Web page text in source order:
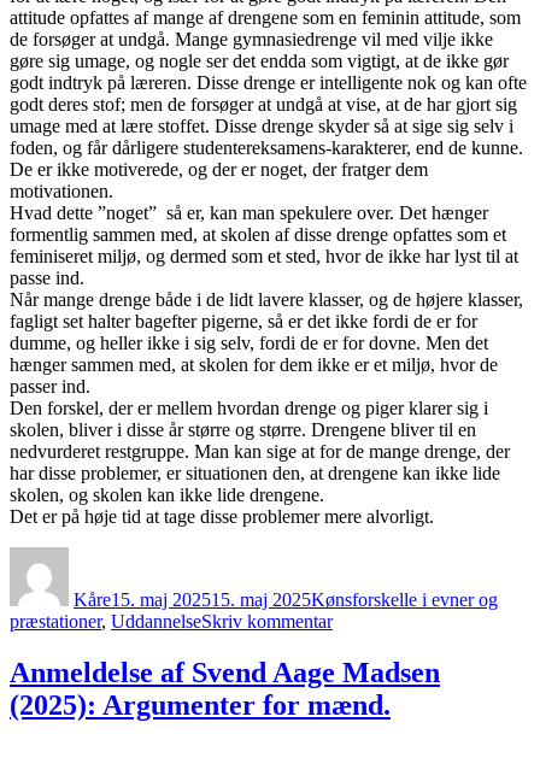
attitude opfattes af mange af drengene som en feminin attitude, som
de forsøger at undgå. Mange gymnasiedrenge vil med vilje ikke
gøre sig umage, og nogle ser det endda som vigtigt, at de ikke gør
godt indtryk på læreren. Disse drenge er intelligente nok og kan ofte
godt deres stof; men de forsøger at undgå at vise, at de har gjort sig
umage med at lære stoffet. Disse drenge skyder så at sige sig selv i
foden, og får dårligere studentereksamens-karakterer, end de kunne.
De er ikke motiverede, og der er noget, der fratger dem
motivationen.
Hvad dette ”noget” så er, kan man spekulere over. Det hænger
formentlig sammen med, at skolen af disse drenge opfattes som et
feminiseret miljø, og dermed som et sted, hvor de ikke har lyst til at
passe ind.
Når mange drenge både i de lidt lavere klasser, og de højere klasser,
fagligt set halter bagefter pigerne, så er det ikke fordi de er for
dumme, og heller ikke i sig selv, fordi de er for dovne. Men det
hænger sammen med, at skolen for dem ikke er et miljø, hvor de
passer ind.
Den forskel, der er mellem hvordan drenge og piger klarer sig i
skolen, bliver i disse år større og større. Drengene bliver til en
nedvurderet restgruppe. Man kan sige at for de mange drenge, der
har disse problemer, er situationen den, at drengene kan ikke lide
skolen, og skolen kan ikke lide drengene.
Det er på høje tid at tage disse problemer mere alvorligt.
Kåre15. maj 202515. maj 2025Kønsforskelle i evner og
præstationer, UddannelseSkriv kommentartil
som
passer
dårligt
Anmeldelse af Svend Aage Madsen
(2025): Argumenter for mænd.